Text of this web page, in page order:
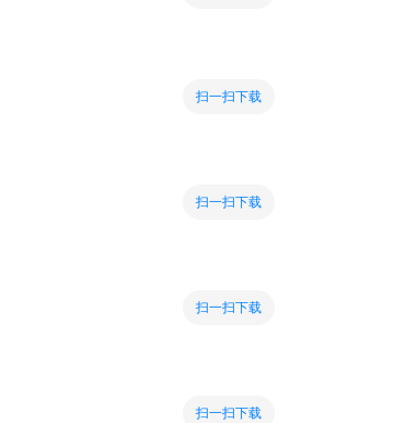
扫一扫下载
扫一扫下载
扫一扫下载
扫一扫下载